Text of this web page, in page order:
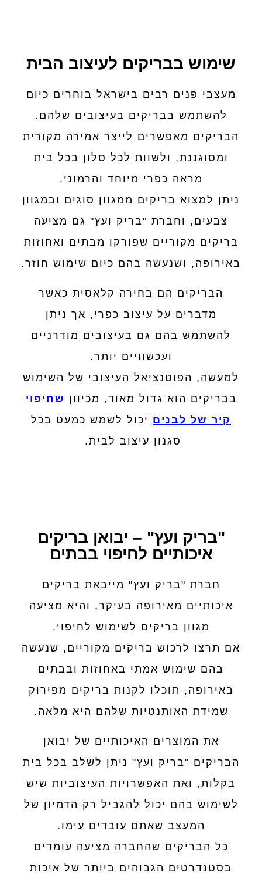
שימוש בבריקים לעיצוב הבית
מעצבי פנים רבים בישראל בוחרים כיום
להשתמש בבריקים בעיצובים שלהם.
הבריקים מאפשרים לייצר אמירה מקורית
ומסוגננת, ולשוות לכל סלון בכל בית
מראה כפרי מיוחד והרמוני.
ניתן למצוא בריקים ממגוון סוגים ובמגוון
צבעים, וחברת "בריק ועץ" גם מציעה
בריקים מקוריים שפורקו מבתים ואחוזות
באירופה, ושנעשה בהם כיום שימוש חוזר.
הבריקים הם בחירה קלאסית כאשר
מדברים על עיצוב כפרי, אך ניתן
להשתמש בהם גם בעיצובים מודרניים
ועכשוויים יותר.
למעשה, הפוטנציאל העיצובי של השימוש
בבריקים הוא גדול מאוד, מכיוון שחיפוי
קיר של לבנים יכול לשמש כמעט בכל
סגנון עיצוב לבית.
"בריק ועץ" – יבואן בריקים
איכותיים לחיפוי בבתים
חברת "בריק ועץ" מייבאת בריקים
איכותיים מאירופה בעיקר, והיא מציעה
מגוון בריקים לשימוש לחיפוי.
אם תרצו לרכוש בריקים מקוריים, שנעשה
בהם שימוש אמתי באחוזות ובבתים
באירופה, תוכלו לקנות בריקים מפירוק
שמידת האותנטיות שלהם היא מלאה.
את המוצרים האיכותיים של יבואן
הבריקים "בריק ועץ" ניתן לשלב בכל בית
בקלות, ואת האפשרויות העיצוביות שיש
לשימוש בהם יכול להגביל רק הדמיון של
המעצב שאתם עובדים עימו.
כל הבריקים שהחברה מציעה עומדים
בסטנדרטים הגבוהים ביותר של איכות